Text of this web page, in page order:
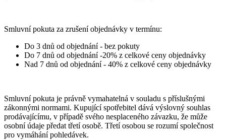
Smluvní pokuta za zrušení objednávky v termínu:
Do 3 dnů od objednání - bez pokuty
Do 7 dnů od objednání -20% z celkové ceny objednávky
Nad 7 dnů od objednání - 40% z celkové ceny objednávky
Smluvní pokuta je právně vymahatelná v souladu s příslušnými
zákonnými normami. Kupující spotřebitel dává výslovný souhlas
prodávajícímu, v případě svého nesplaceného závazku, že může
osobní údaje předat třetí osobě. Třetí osobou se rozumí společnost
pro vymáhání pohledávek.